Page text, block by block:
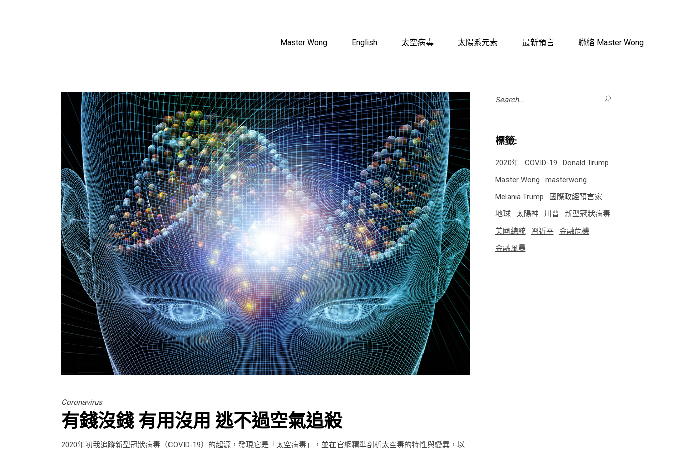
Master Wong English 太空病毒 太陽系元素 最新預言 聯絡 Master Wong
Coronavirus
有錢沒錢 有用沒用 逃不過空氣追殺
2020年初我追蹤新型冠狀病毒（COVID-19）的起源，發現它是「太空病毒」，並在官網精準剖析太空毒的特性與變異，以
Search
for:
標籤:
2020年 COVID-19
Donald Trump
Master Wong
masterwong
Melania Trump
國際政經預言家
地球
太陽神 川普
新型冠狀病毒
美國總統
習近平
金融危機
金融風暴